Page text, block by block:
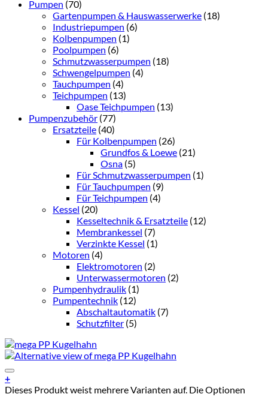
Pumpen (70)
Gartenpumpen & Hauswasserwerke (18)
Industriepumpen (6)
Kolbenpumpen (1)
Poolpumpen (6)
Schmutzwasserpumpen (18)
Schwengelpumpen (4)
Tauchpumpen (4)
Teichpumpen (13)
Oase Teichpumpen (13)
Pumpenzubehör (77)
Ersatzteile (40)
Für Kolbenpumpen (26)
Grundfos & Loewe (21)
Osna (5)
Für Schmutzwasserpumpen (1)
Für Tauchpumpen (9)
Für Teichpumpen (4)
Kessel (20)
Kesseltechnik & Ersatzteile (12)
Membrankessel (7)
Verzinkte Kessel (1)
Motoren (4)
Elektromotoren (2)
Unterwassermotoren (2)
Pumpenhydraulik (1)
Pumpentechnik (12)
Abschaltautomatik (7)
Schutzfilter (5)
+
Dieses Produkt weist mehrere Varianten auf. Die Optionen